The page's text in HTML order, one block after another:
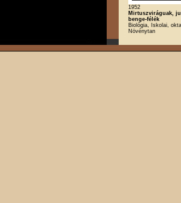
1952
Mirtuszviráguak,
benge-félék
Biológia, Iskolai,
Növénytan